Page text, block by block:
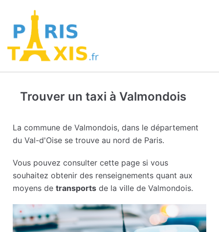
Trouver un taxi à Valmondois
La commune de Valmondois, dans le département
du Val-d'Oise se trouve au nord de Paris.
Vous pouvez consulter cette page si vous
souhaitez obtenir des renseignements quant aux
moyens detransports de la ville de Valmondois.